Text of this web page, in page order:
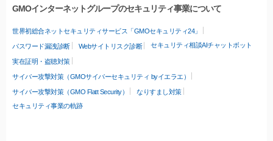
GMOインターネットグループのセキュリティ事業について
世界初総合ネットセキュリティサービス「GMOセキュリティ24」
パスワード漏洩診断 Webサイトリスク診断 セキュリティ相談AIチャットボット
実在証明・盗聴対策
サイバー攻撃対策（GMOサイバーセキュリティ byイエラエ）
サイバー攻撃対策（GMO Flatt Security）
なりすまし対策
セキュリティ事業の軌跡